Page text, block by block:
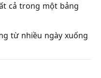
cả trong một bảng
từ nhiều ngày xuống